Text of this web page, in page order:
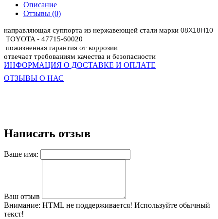
Описание
Отзывы (0)
направляющая суппорта из нержавеющей стали марки 08Х18Н10
TOYOTA - 47715-60020
пожизненная гарантия от коррозии
отвечает требованиям качества и безопасности
ИНФОРМАЦИЯ О ДОСТАВКЕ И ОПЛАТЕ
ОТЗЫВЫ О НАС
Написать отзыв
Ваше имя:
Ваш отзыв
Внимание: HTML не поддерживается! Используйте обычный
текст!